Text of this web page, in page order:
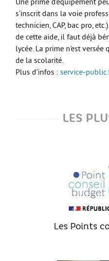
Bénévolat
Séjours linguistiques /
Move from Brest
Mineur·es
Organiser la recherche
Qui peut m’informer et
Les aides au logement
S’installer et vivre
Annonces logement
s’inscrit dans la voie
technicien, CAP, bac pro,
de cette aide, il faut déjà
lycée. La prime n’est
de la scolarité.
Plus d’infos : service-
LES
Les Points